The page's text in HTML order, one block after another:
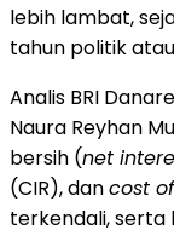
lebih lambat,
tahun politik
Analis BRI
Naura Reyhan
bersih (net
(CIR), dancost
terkendali, serta